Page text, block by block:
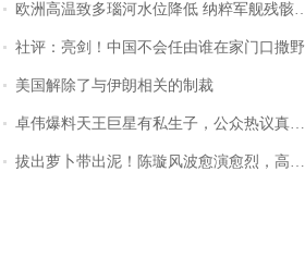
欧洲高温致多瑙河水位降低 纳粹军舰残骸重见天日
社评：亮剑！中国不会任由谁在家门口撒野
美国解除了与伊朗相关的制裁
卓伟爆料天王巨星有私生子，公众热议真假难辨，实锤何时到来？
拔出萝卜带出泥！陈璇风波愈演愈烈，高晓松、张铁林也被“揪出”